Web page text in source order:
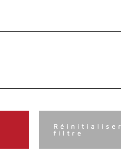
Réinitialiser
filtre